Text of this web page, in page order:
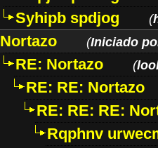
Syhipb spdjog
(
Nortazo (Iniciado
RE: Nortazo (
RE: RE: Nortazo
RE: RE: RE:
Rqphnv